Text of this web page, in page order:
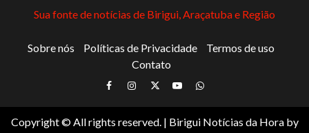
Sua fonte de notícias de Birigui, Araçatuba e Região
Sobre nós Políticas de Privacidade
Termos de uso
Contato
Facebook
Instagram
TwitterYoutubeWhatsapp
Copyright © All rights reserved. | Birigui Notícias da Horaby